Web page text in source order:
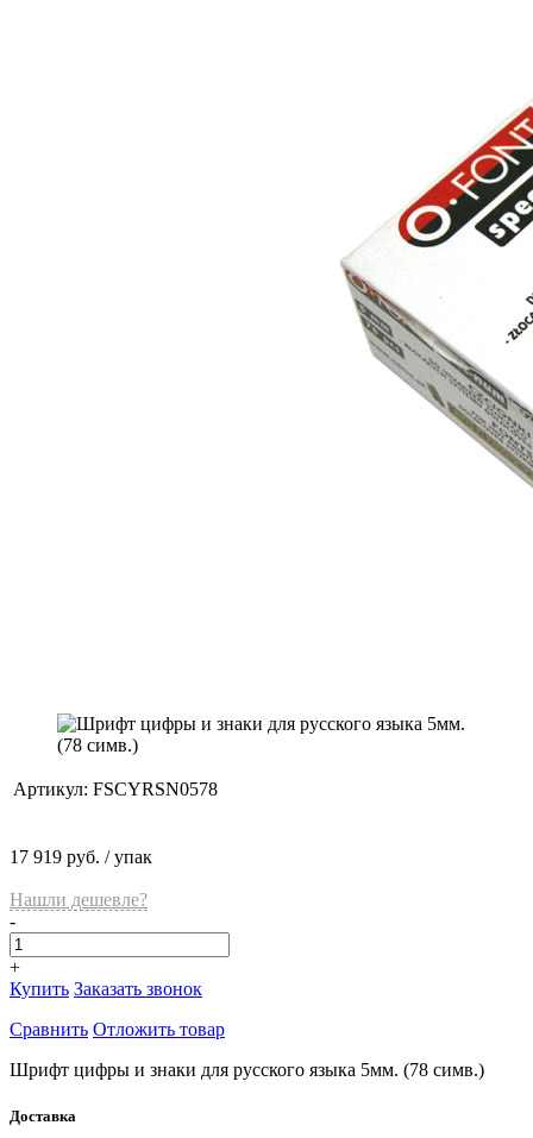
Артикул: FSCYRSN0578
17 919 руб. / упак
Нашли дешевле?
-
+
Купить Заказать звонок
Сравнить Отложить товар
Шрифт цифры и знаки для русского языка 5мм. (78 симв.)
Доставка